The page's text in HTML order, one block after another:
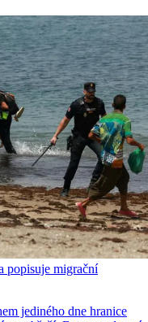
popisuje migrační
jediného dne hranice